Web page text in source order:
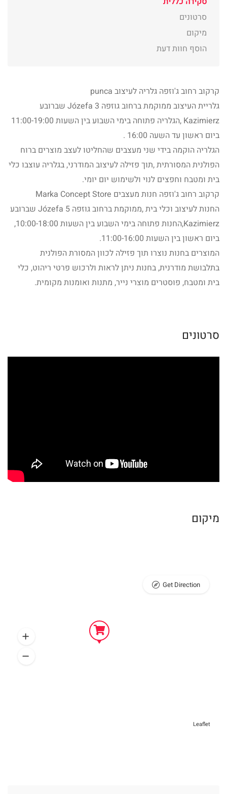
סרטונים
מיקום
הוסף חוות דעת
קרקוב רחוב ג'וזפה גלריה לעיצוב punca
גלריית העיצוב ממוקמת ברחוב גוזפה Józefa 3 שברובע
Kazimierz ,הגלריה פתוחה בימי השבוע בין השעות 11:00-19:00
ביום ראשון עד השעה 16:00 .
הגלריה הוקמה בידי שני מעצבים שהחליטו לעצב מוצרים ברוח
הפולנית המסורתית ,תוך פזילה לעיצוב המודרני, בגלריה עוצבו כלי
בית ומטבח וחפצים לנוי ולשימוש יום יומי.
קרקוב רחוב ג'וזפה חנות מעצבים Marka Concept Store
החנות לעיצוב וכלי בית ,ממוקמת ברחוב גוזפה 5 Józefa שברובע
Kazimierz,החנות פתוחה בימי השבוע בין השעות 10:00-18:00,
ביום ראשון בין השעות 11:00-16:00.
המוצרים בחנות נוצרו תוך פזילה לכוון המסורת הפולנית
בתלבושת מודרנית, בחנות ניתן לראות ולרכוש פרטי ריהוט, כלי
בית ומטבח, פוסטרים מוצרי נייר, מתנות ואומנות מקומית.
סרטונים
מיקום
Leaflet
Get Direction